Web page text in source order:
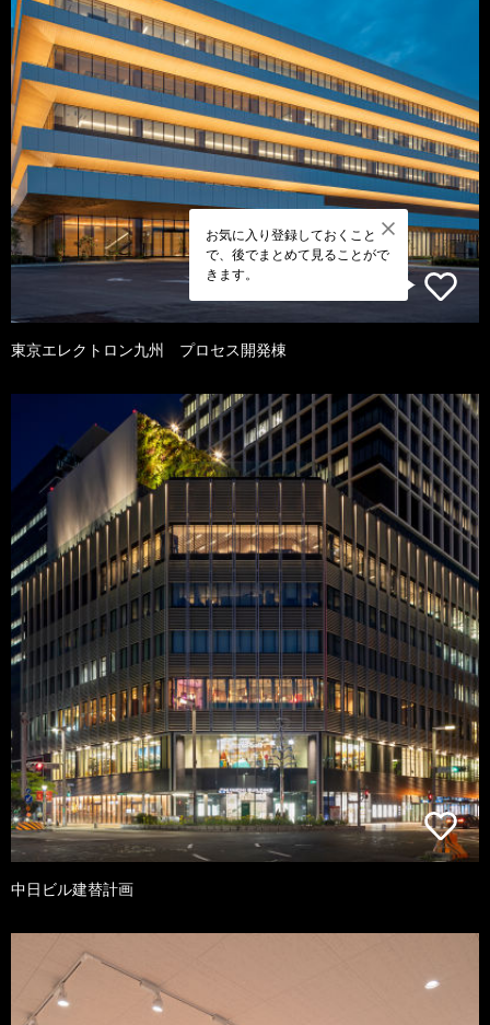
お気に入り登録しておくこと
で、後でまとめて見ることがで
きます。
東京エレクトロン九州 プロセス開発棟
中日ビル建替計画